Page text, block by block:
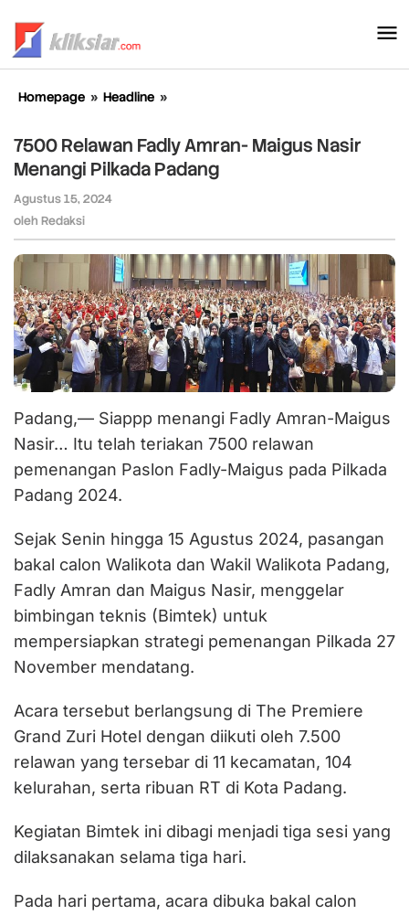
konten
Homepage » Headline »
Fadly
Amran-
Maigus
Padang
7500 Relawan Fadly Amran- Maigus Nasir
Menangi Pilkada Padang
Agustus 15, 2024
oleh Redaksi
Padang,— Siappp menangi Fadly Amran-Maigus
Nasir… Itu telah teriakan 7500 relawan
pemenangan Paslon Fadly-Maigus pada Pilkada
Padang 2024.
Sejak Senin hingga 15 Agustus 2024, pasangan
bakal calon Walikota dan Wakil Walikota Padang,
Fadly Amran dan Maigus Nasir, menggelar
bimbingan teknis (Bimtek) untuk
mempersiapkan strategi pemenangan Pilkada 27
November mendatang.
Acara tersebut berlangsung di The Premiere
Grand Zuri Hotel dengan diikuti oleh 7.500
relawan yang tersebar di 11 kecamatan, 104
kelurahan, serta ribuan RT di Kota Padang.
Kegiatan Bimtek ini dibagi menjadi tiga sesi yang
dilaksanakan selama tiga hari.
Pada hari pertama, acara dibuka bakal calon